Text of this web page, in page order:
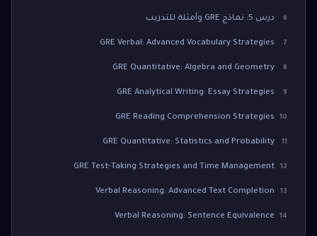
6 درس 5: نماذج GRE وأمثلة للتدريب
7
GRE Verbal: Advanced Vocabulary Strategies
8
GRE Quantitative: Algebra and Geometry
9
GRE Analytical Writing: Essay Strategies
10
GRE Reading Comprehension Strategies
11
GRE Quantitative: Statistics and Probability
12
GRE Test-Taking Strategies and Time Management
13
Verbal Reasoning: Advanced Text Completion
14
Verbal Reasoning: Sentence Equivalence